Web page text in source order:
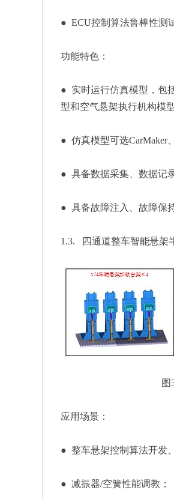
● ECU控制算法鲁棒性测
功能特色：
● 实时运行仿真模型，包
型和空气悬架执行机构模
● 仿真模型可选CarMaker
● 具备数据采集、数据记
● 具备故障注入、故障保
1.3. 四通道整车智能悬架
图
应用场景：
● 整车悬架控制算法开发
● 减振器/空簧性能调教；